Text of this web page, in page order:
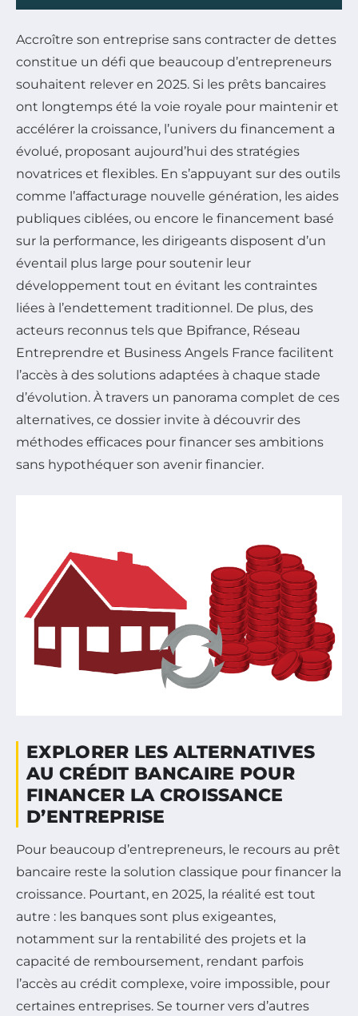
Accroître son entreprise sans contracter de dettes
constitue un défi que beaucoup d’entrepreneurs
souhaitent relever en 2025. Si les prêts bancaires
ont longtemps été la voie royale pour maintenir et
accélérer la croissance, l’univers du financement a
évolué, proposant aujourd’hui des stratégies
novatrices et flexibles. En s’appuyant sur des outils
comme l’affacturage nouvelle génération, les aides
publiques ciblées, ou encore le financement basé
sur la performance, les dirigeants disposent d’un
éventail plus large pour soutenir leur
développement tout en évitant les contraintes
liées à l’endettement traditionnel. De plus, des
acteurs reconnus tels que Bpifrance, Réseau
Entreprendre et Business Angels France facilitent
l’accès à des solutions adaptées à chaque stade
d’évolution. À travers un panorama complet de ces
alternatives, ce dossier invite à découvrir des
méthodes efficaces pour financer ses ambitions
sans hypothéquer son avenir financier.
EXPLORER LES ALTERNATIVES
AU CRÉDIT BANCAIRE POUR
FINANCER LA CROISSANCE
D’ENTREPRISE
Pour beaucoup d’entrepreneurs, le recours au prêt
bancaire reste la solution classique pour financer la
croissance. Pourtant, en 2025, la réalité est tout
autre : les banques sont plus exigeantes,
notamment sur la rentabilité des projets et la
capacité de remboursement, rendant parfois
l’accès au crédit complexe, voire impossible, pour
certaines entreprises. Se tourner vers d’autres